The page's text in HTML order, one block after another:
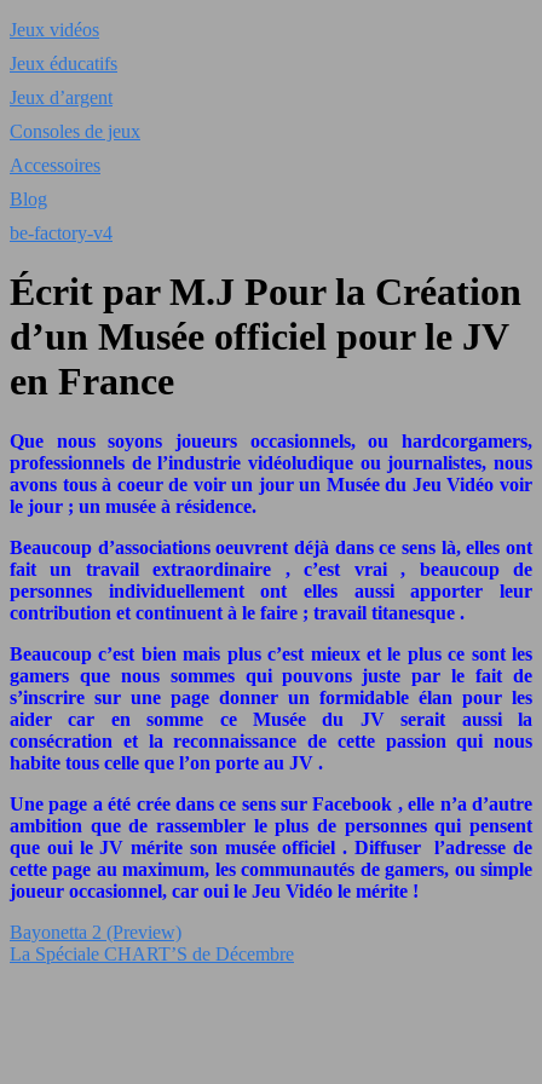
Jeux vidéos
Jeux éducatifs
Jeux d’argent
Consoles de jeux
Accessoires
Blog
be-factory-v4
Écrit par M.J Pour la Création
d’un Musée officiel pour le JV
en France
Que nous soyons joueurs occasionnels, ou hardcorgamers,
professionnels de l’industrie vidéoludique ou journalistes, nous
avons tous à coeur de voir un jour un Musée du Jeu Vidéo voir
le jour ; un musée à résidence.
Beaucoup d’associations oeuvrent déjà dans ce sens là, elles ont
fait un travail extraordinaire , c’est vrai , beaucoup de
personnes individuellement ont elles aussi apporter leur
contribution et continuent à le faire ; travail titanesque .
Beaucoup c’est bien mais plus c’est mieux et le plus ce sont les
gamers que nous sommes qui pouvons juste par le fait de
s’inscrire sur une page donner un formidable élan pour les
aider car en somme ce Musée du JV serait aussi la
consécration et la reconnaissance de cette passion qui nous
habite tous celle que l’on porte au JV .
Une page a été crée dans ce sens sur Facebook , elle n’a d’autre
ambition que de rassembler le plus de personnes qui pensent
que oui le JV mérite son musée officiel . Diffuser l’adresse de
cette page au maximum, les communautés de gamers, ou simple
joueur occasionnel, car oui le Jeu Vidéo le mérite !
Bayonetta 2 (Preview)
La Spéciale CHART’S de Décembre